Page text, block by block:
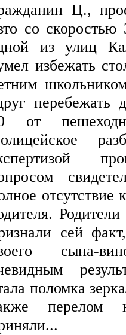
Ц.,
со
из улиц
избежать
перебежать
от
отсутствие
сей
сына-
поломка
перелом